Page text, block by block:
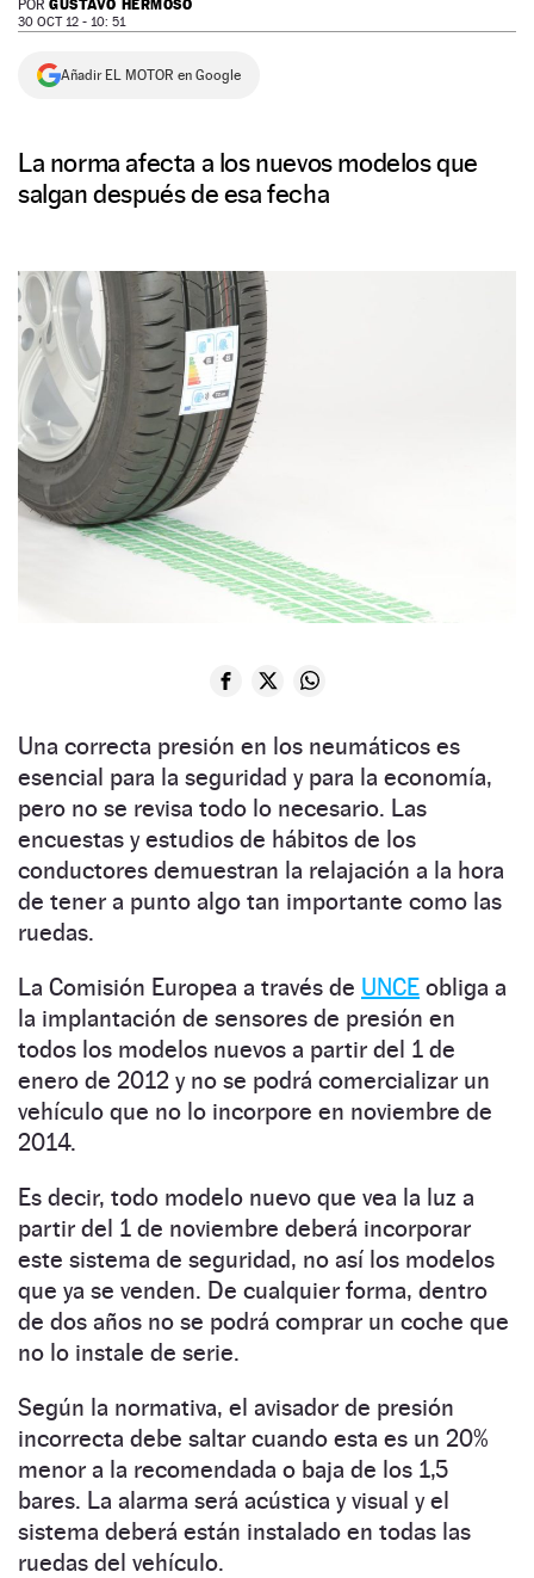
NEWSLETTER
POR GUSTAVO HERMOSO
30 OCT 12 - 10: 51
Añadir EL MOTOR en Google
La norma afecta a los nuevos modelos que
salgan después de esa fecha
Una correcta presión en los neumáticos es
esencial para la seguridad y para la economía,
pero no se revisa todo lo necesario. Las
encuestas y estudios de hábitos de los
conductores demuestran la relajación a la hora
de tener a punto algo tan importante como las
ruedas.
La Comisión Europea a través de UNCE obliga a
la implantación de sensores de presión en
todos los modelos nuevos a partir del 1 de
enero de 2012 y no se podrá comercializar un
vehículo que no lo incorpore en noviembre de
2014.
Es decir, todo modelo nuevo que vea la luz a
partir del 1 de noviembre deberá incorporar
este sistema de seguridad, no así los modelos
que ya se venden. De cualquier forma, dentro
de dos años no se podrá comprar un coche que
no lo instale de serie.
Según la normativa, el avisador de presión
incorrecta debe saltar cuando esta es un 20%
menor a la recomendada o baja de los 1,5
bares. La alarma será acústica y visual y el
sistema deberá están instalado en todas las
ruedas del vehículo.